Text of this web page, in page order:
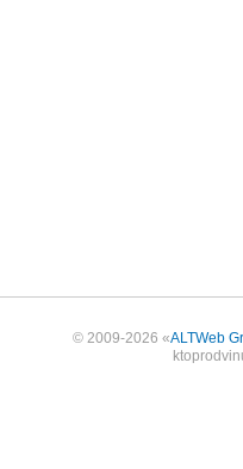
© 2009-2026 «ALTWeb